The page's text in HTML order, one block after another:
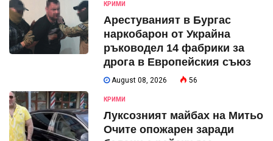
КРИМИ
Арестуваният в Бургас
наркобарон от Украйна
ръководел 14 фабрики за
дрога в Европейския съюз
August 08, 2026 56
КРИМИ
Луксозният майбах на Митьо
Очите опожарен заради